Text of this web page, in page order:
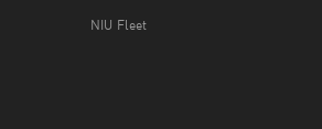
NIU Fleet